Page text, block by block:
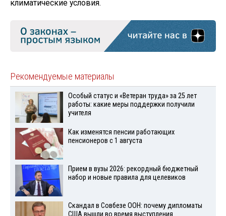
климатические условия.
Рекомендуемые материалы
Особый статус и «Ветеран труда» за 25 лет
работы: какие меры поддержки получили
учителя
Как изменятся пенсии работающих
пенсионеров с 1 августа
Прием в вузы 2026: рекордный бюджетный
набор и новые правила для целевиков
Скандал в Совбезе ООН: почему дипломаты
США вышли во время выступления